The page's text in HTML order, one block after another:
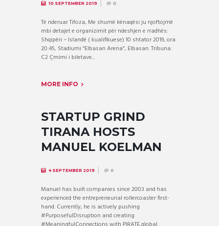
10 SEPTEMBER 2019 0
Të nderuar Tifoza, Me shumë kënaqësi ju njoftojmë
mbi detajet e organizimit për ndeshjen e rradhës:
Shqipëri – Islandë ( kualifikuese) 10 shtator 2019, ora
20:45, Stadiumi “Elbasan Arena”, Elbasan. Tribuna:
C2 Çmimi i biletave...
MORE INFO
STARTUP GRIND
TIRANA HOSTS
MANUEL KOELMAN
4 SEPTEMBER 2019 0
Manuel has built companies since 2003 and has
experienced the entrepreneurial rollercoaster first-
hand. Currently, he is actively pushing
#PurposefulDisruption and creating